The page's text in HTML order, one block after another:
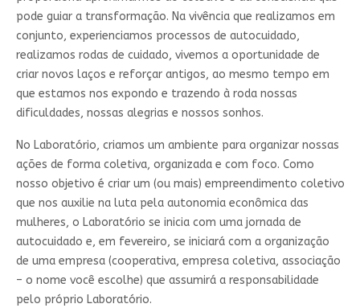
pode guiar a transformação. Na vivência que realizamos em
conjunto, experienciamos processos de autocuidado,
realizamos rodas de cuidado, vivemos a oportunidade de
criar novos laços e reforçar antigos, ao mesmo tempo em
que estamos nos expondo e trazendo à roda nossas
dificuldades, nossas alegrias e nossos sonhos.
No Laboratório, criamos um ambiente para organizar nossas
ações de forma coletiva, organizada e com foco. Como
nosso objetivo é criar um (ou mais) empreendimento coletivo
que nos auxilie na luta pela autonomia econômica das
mulheres, o Laboratório se inicia com uma jornada de
autocuidado e, em fevereiro, se iniciará com a organização
de uma empresa (cooperativa, empresa coletiva, associação
– o nome você escolhe) que assumirá a responsabilidade
pelo próprio Laboratório.